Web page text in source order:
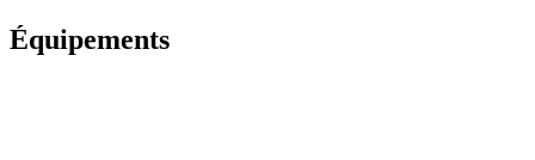
Équipements